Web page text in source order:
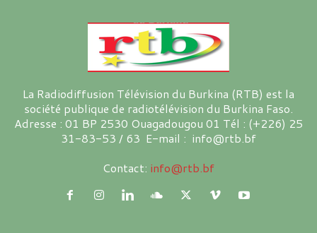
La Radiodiffusion Télévision du Burkina (RTB) est la
société publique de radiotélévision du Burkina Faso.
Adresse : 01 BP 2530 Ouagadougou 01 Tél : (+226) 25
31-83-53 / 63 E-mail : info@rtb.bf
Contact: info@rtb.bf